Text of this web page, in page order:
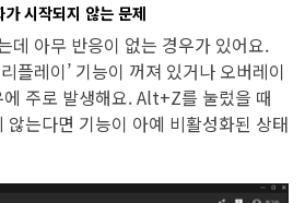
시작되지 않는 문제
데 아무 반응이 없는 경우가 있어요.
플레이’ 기능이 꺼져 있거나 오버레이
주로 발생해요. Alt+Z를 눌렀을 때
않는다면 기능이 아예 비활성화된 상태